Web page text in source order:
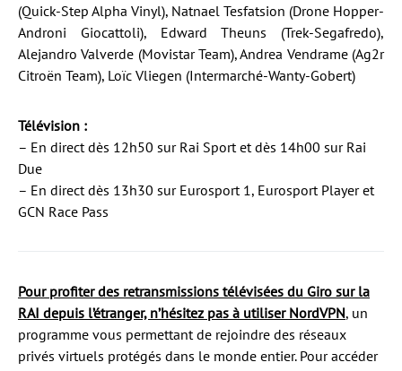
(Quick-Step Alpha Vinyl), Natnael Tesfatsion (Drone Hopper-
Androni Giocattoli), Edward Theuns (Trek-Segafredo),
Alejandro Valverde (Movistar Team), Andrea Vendrame (Ag2r
Citroën Team), Loïc Vliegen (Intermarché-Wanty-Gobert)
Télévision :
– En direct dès 12h50 sur Rai Sport et dès 14h00 sur Rai
Due
– En direct dès 13h30 sur Eurosport 1, Eurosport Player et
GCN Race Pass
Pour profiter des retransmissions télévisées du Giro sur la
RAI depuis l’étranger, n’hésitez pas à utiliser NordVPN, un
programme vous permettant de rejoindre des réseaux
privés virtuels protégés dans le monde entier. Pour accéder